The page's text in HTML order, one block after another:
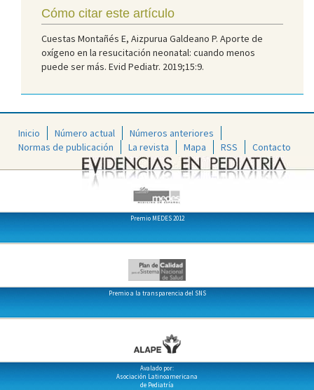
Cómo citar este artículo
Cuestas Montañés E, Aizpurua Galdeano P. Aporte de
oxígeno en la resucitación neonatal: cuando menos
puede ser más. Evid Pediatr. 2019;15:9.
Inicio Número actual
Números anteriores
Normas de publicación
La revista Mapa RSS Contacto
Premio MEDES 2012
Premio a la transparencia del SNS
Avalado por:
Asociación Latinoamericana
de Pediatría